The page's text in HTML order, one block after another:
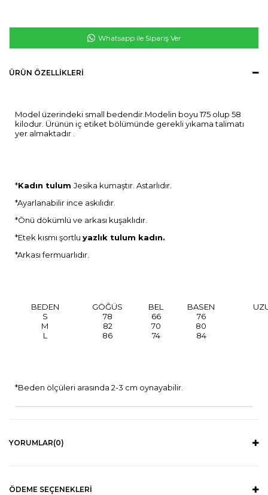
Whatsapp ile Sipariş Ver
ÜRÜN ÖZELLIKLERI
Model üzerindeki small bedendir.Modelin boyu 175 olup 58
kilodur. Ürünün iç etiket bölümünde gerekli yıkama talimatı
yer almaktadır .
*Kadın tulum Jesika kumaştır. Astarlıdır.
*Ayarlanabilir ince askılıdır.
*Önü dökümlü ve arkası kuşaklıdır.
*Etek kısmı şortlu yazlık tulum kadın.
*Arkası fermuarlıdır.
BEDEN GÖĞÜS BEL BASEN
S
78 66
76
M
82 70
80
L
86 74 84
*Beden ölçüleri arasında 2-3 cm oynayabilir.
YORUMLAR(0)
ÖDEME SEÇENEKLERI